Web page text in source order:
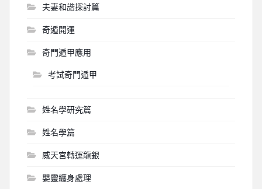
夫妻和諧探討篇
奇遁開運
奇門遁甲應用
考試奇門遁甲
姓名學研究篇
姓名學篇
威天宮轉運龍銀
嬰靈纏身處理